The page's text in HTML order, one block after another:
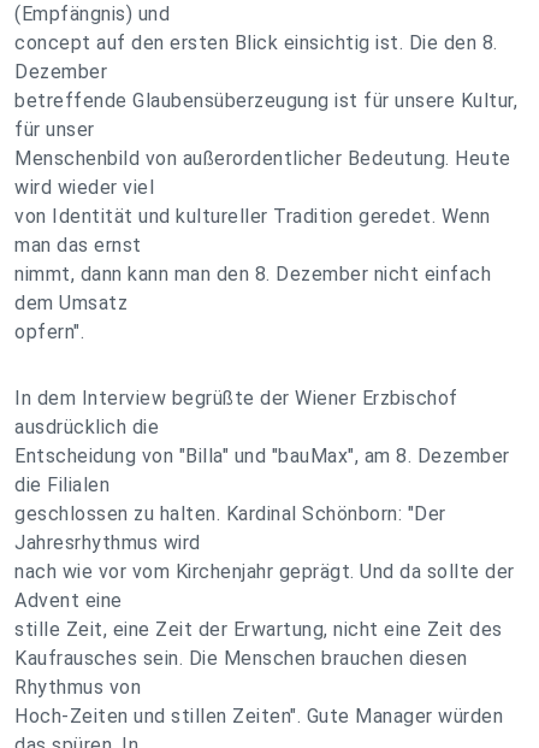
(Empfängnis) und
concept auf den ersten Blick einsichtig ist. Die den 8.
Dezember
betreffende Glaubensüberzeugung ist für unsere Kultur,
für unser
Menschenbild von außerordentlicher Bedeutung. Heute
wird wieder viel
von Identität und kultureller Tradition geredet. Wenn
man das ernst
nimmt, dann kann man den 8. Dezember nicht einfach
dem Umsatz
opfern".
In dem Interview begrüßte der Wiener Erzbischof
ausdrücklich die
Entscheidung von "Billa" und "bauMax", am 8. Dezember
die Filialen
geschlossen zu halten. Kardinal Schönborn: "Der
Jahresrhythmus wird
nach wie vor vom Kirchenjahr geprägt. Und da sollte der
Advent eine
stille Zeit, eine Zeit der Erwartung, nicht eine Zeit des
Kaufrausches sein. Die Menschen brauchen diesen
Rhythmus von
Hoch-Zeiten und stillen Zeiten". Gute Manager würden